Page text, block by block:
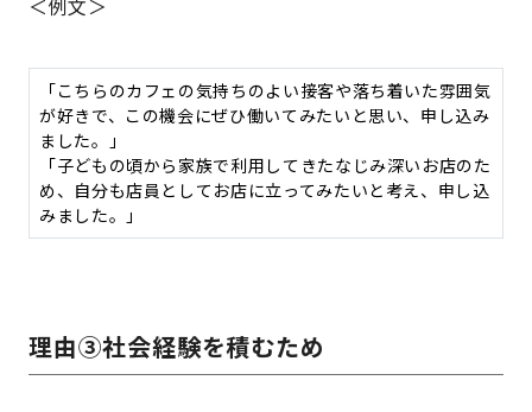
＜例文＞
「こちらのカフェの気持ちのよい接客や落ち着いた雰囲気
が好きで、この機会にぜひ働いてみたいと思い、申し込み
ました。」
「子どもの頃から家族で利用してきたなじみ深いお店のた
め、自分も店員としてお店に立ってみたいと考え、申し込
みました。」
理由③社会経験を積むため